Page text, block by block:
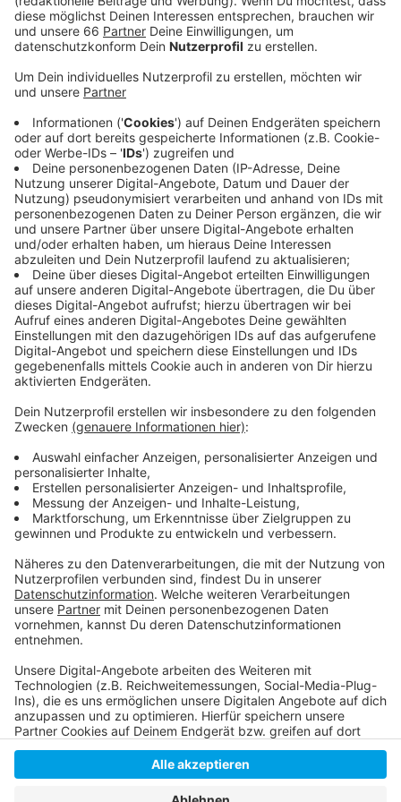
Hüpfburgen, Ostereier anmalen und suchen sowie
der Besuch des Osterhasen.
Anzeige
Im Schützenhaus findet an diesem Tag von 15-18 Uhr
auch eine Impfaktion statt, die von der Arztpraxis Dr.
Volker Kukalla begleitet wird.Verimpft wird der
Impfstoff von Biontech. Die Erst-, Zweit, oder
Booster-Impfung gibt es, mit Einverständnis der
Eltern, ab 12 Jahren.
Sämtliche Erlöse aus der Impfaktion und auch aus der
Bewirtung des Osterfeuers kommen der Ukraine Hilfe
und der Jugendarbeit des Schützenvereins zugute.
Samstag, 16. April 2022, Beginn: 15 Uhr
Schützenplatz Unterrath, Kartäuser Straße
Corona-Schutzimpfung von 15-18 Uhr im
Schützenhaus
Anzeige
Anzeige